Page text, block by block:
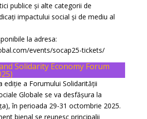
publice și alte categorii de
impactului social și de mediu al
la adresa:
events/socap25-tickets/
Solidarity Economy Forum
ediție a Forumului Solidarității
Globale se va desfășura la
în perioada 29-31 octombrie 2025.
bienal se reunesc principalii